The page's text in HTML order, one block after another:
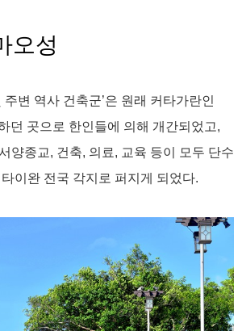
오성
주변 역사 건축군’은 원래 커타가란인
던 곳으로 한인들에 의해 개간되었고,
양종교, 건축, 의료, 교육 등이 모두 단수
이완 전국 각지로 퍼지게 되었다.